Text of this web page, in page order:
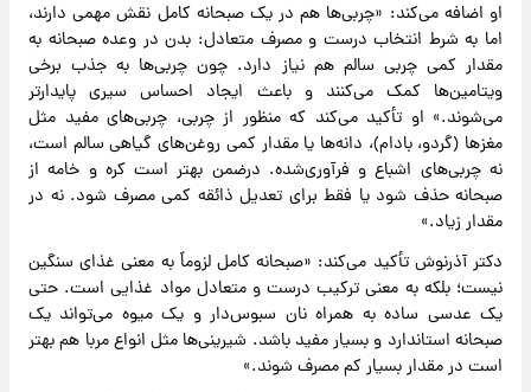
او اضافه می‌کند: «چربی‌ها هم در یک صبحانه کامل نقش مهمی دارند،
اما به شرط انتخاب درست و مصرف متعادل: بدن در وعده صبحانه به
مقدار کمی چربی سالم هم نیاز دارد. چون چربی‌ها به جذب برخی
ویتامین‌ها کمک می‌کنند و باعث ایجاد احساس سیری پایدارتر
می‌شوند.» او تأکید می‌کند که منظور از چربی، چربی‌های مفید مثل
مغزها (گردو، بادام)، دانه‌ها یا مقدار کمی روغن‌های گیاهی سالم است،
نه چربی‌های اشباع و فرآوری‌شده. درضمن بهتر است کره و خامه از
صبحانه حذف شود یا فقط برای تعدیل ذائقه کمی مصرف شود. نه در
مقدار زیاد.»
دکتر آذرنوش تأکید می‌کند: «صبحانه کامل لزوماً به معنی غذای سنگین
نیست؛ بلکه به معنی ترکیب درست و متعادل مواد غذایی است. حتی
یک عدسی ساده به همراه نان سبوس‌دار و یک میوه می‌تواند یک
صبحانه استاندارد و بسیار مفید باشد. شیرینی‌ها مثل انواع مربا هم بهتر
است در مقدار بسیار کم مصرف شوند.»